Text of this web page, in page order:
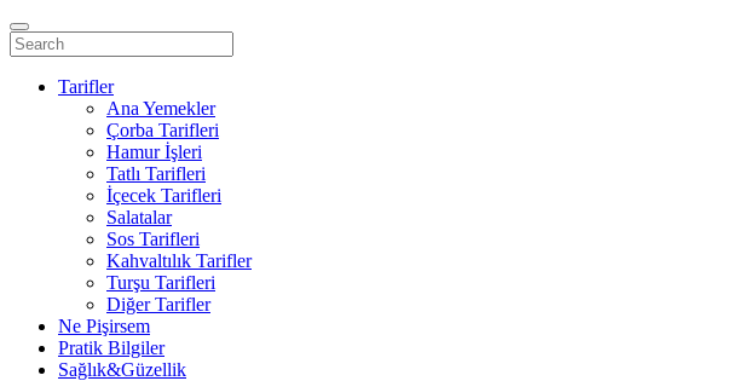
Tarifler
Ana Yemekler
Çorba Tarifleri
Hamur İşleri
Tatlı Tarifleri
İçecek Tarifleri
Salatalar
Sos Tarifleri
Kahvaltılık Tarifler
Turşu Tarifleri
Diğer Tarifler
Ne Pişirsem
Pratik Bilgiler
Sağlık&Güzellik